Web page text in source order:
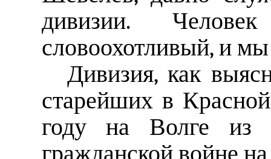
дивизии.
словоохотливый, и
Дивизия, как
старейших в
году на Волге из